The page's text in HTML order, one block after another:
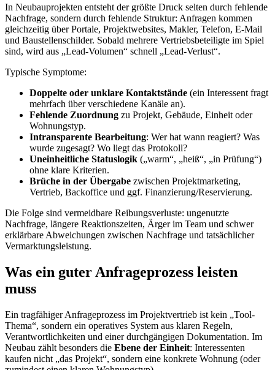
In Neubauprojekten entsteht der größte Druck selten durch fehlende
Nachfrage, sondern durch fehlende Struktur: Anfragen kommen
gleichzeitig über Portale, Projektwebsites, Makler, Telefon, E-Mail
und Baustellenschilder. Sobald mehrere Vertriebsbeteiligte im Spiel
sind, wird aus „Lead-Volumen“ schnell „Lead-Verlust“.
Typische Symptome:
Doppelte oder unklare Kontaktstände (ein Interessent fragt
mehrfach über verschiedene Kanäle an).
Fehlende Zuordnung zu Projekt, Gebäude, Einheit oder
Wohnungstyp.
Intransparente Bearbeitung: Wer hat wann reagiert? Was
wurde zugesagt? Wo liegt das Protokoll?
Uneinheitliche Statuslogik („warm“, „heiß“, „in Prüfung“)
ohne klare Kriterien.
Brüche in der Übergabe zwischen Projektmarketing,
Vertrieb, Backoffice und ggf. Finanzierung/Reservierung.
Die Folge sind vermeidbare Reibungsverluste: ungenutzte
Nachfrage, längere Reaktionszeiten, Ärger im Team und schwer
erklärbare Abweichungen zwischen Nachfrage und tatsächlicher
Vermarktungsleistung.
Was ein guter Anfrageprozess leisten
muss
Ein tragfähiger Anfrageprozess im Projektvertrieb ist kein „Tool-
Thema“, sondern ein operatives System aus klaren Regeln,
Verantwortlichkeiten und einer durchgängigen Dokumentation. Im
Neubau zählt besonders die Ebene der Einheit: Interessenten
kaufen nicht „das Projekt“, sondern eine konkrete Wohnung (oder